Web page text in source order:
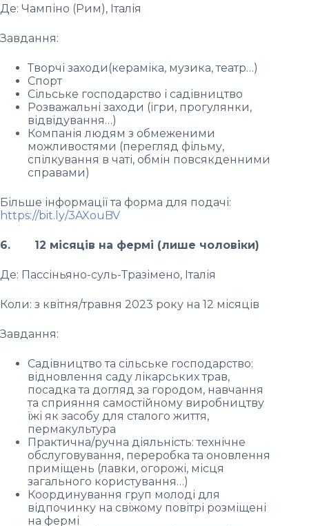
Де: Чампіно (Рим), Італія
Завдання:
Творчі заходи(кераміка, музика, театр…)
Спорт
Сільське господарство і садівництво
Розважальні заходи (ігри, прогулянки,
відвідування…)
Компанія людям з обмеженими
можливостями (перегляд фільму,
спілкування в чаті, обмін повсякденними
справами)
Більше інформації та форма для подачі:
https://bit.ly/3AXouBV
6. 12 місяців на фермі (лише чоловіки)
Де: Пассіньяно-суль-Тразімено, Італія
Коли: з квітня/травня 2023 року на 12 місяців
Завдання:
Садівництво та сільське господарство:
відновлення саду лікарських трав,
посадка та догляд за городом, навчання
та сприяння самостійному виробництву
їжі як засобу для сталого життя,
пермакультура
Практична/ручна діяльність: технічне
обслуговування, переробка та оновлення
приміщень (лавки, огорожі, місця
загального користування…)
Координування груп молоді для
відпочинку на свіжому повітрі розміщені
на фермі